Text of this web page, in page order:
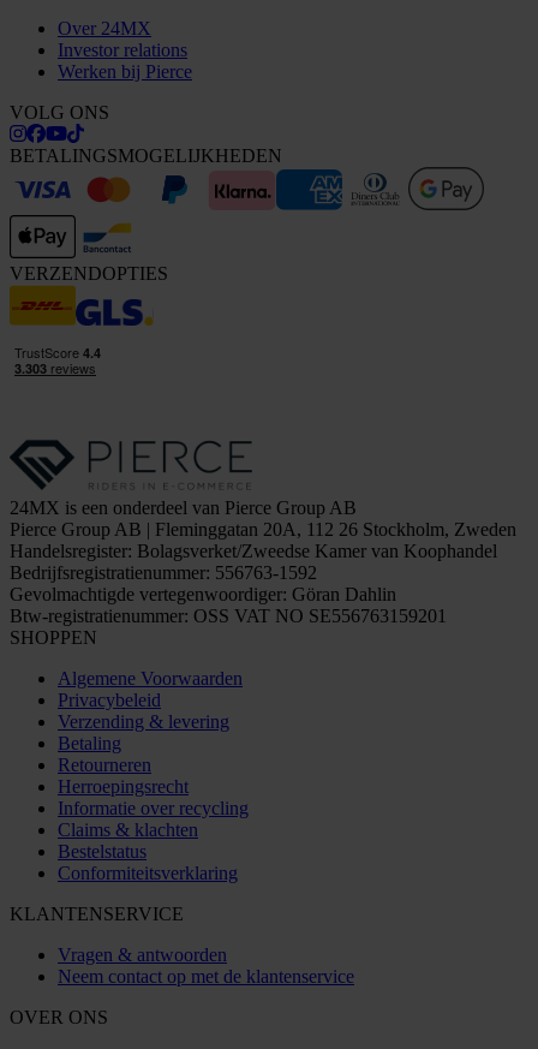
Over 24MX
Investor relations
Werken bij Pierce
VOLG ONS
BETALINGSMOGELIJKHEDEN
VERZENDOPTIES
24MX is een onderdeel van Pierce Group AB
Pierce Group AB | Fleminggatan 20A, 112 26 Stockholm, Zweden
Handelsregister: Bolagsverket/Zweedse Kamer van Koophandel
Bedrijfsregistratienummer: 556763-1592
Gevolmachtigde vertegenwoordiger: Göran Dahlin
Btw-registratienummer: OSS VAT NO SE556763159201
SHOPPEN
Algemene Voorwaarden
Privacybeleid
Verzending & levering
Betaling
Retourneren
Herroepingsrecht
Informatie over recycling
Claims & klachten
Bestelstatus
Conformiteitsverklaring
KLANTENSERVICE
Vragen & antwoorden
Neem contact op met de klantenservice
OVER ONS